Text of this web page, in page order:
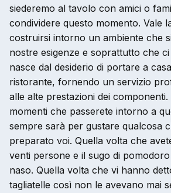
siederemo al tavolo con amici o
condividere questo momento. Vale
costruirsi intorno un ambiente che
nostre esigenze e soprattutto che
nasce dal desiderio di portare a
ristorante, fornendo un servizio
alle alte prestazioni dei componenti.
momenti che passerete intorno a
sempre sarà per gustare qualcosa
preparato voi. Quella volta che
venti persone e il sugo di
naso. Quella volta che vi hanno
tagliatelle così non le avevano mai